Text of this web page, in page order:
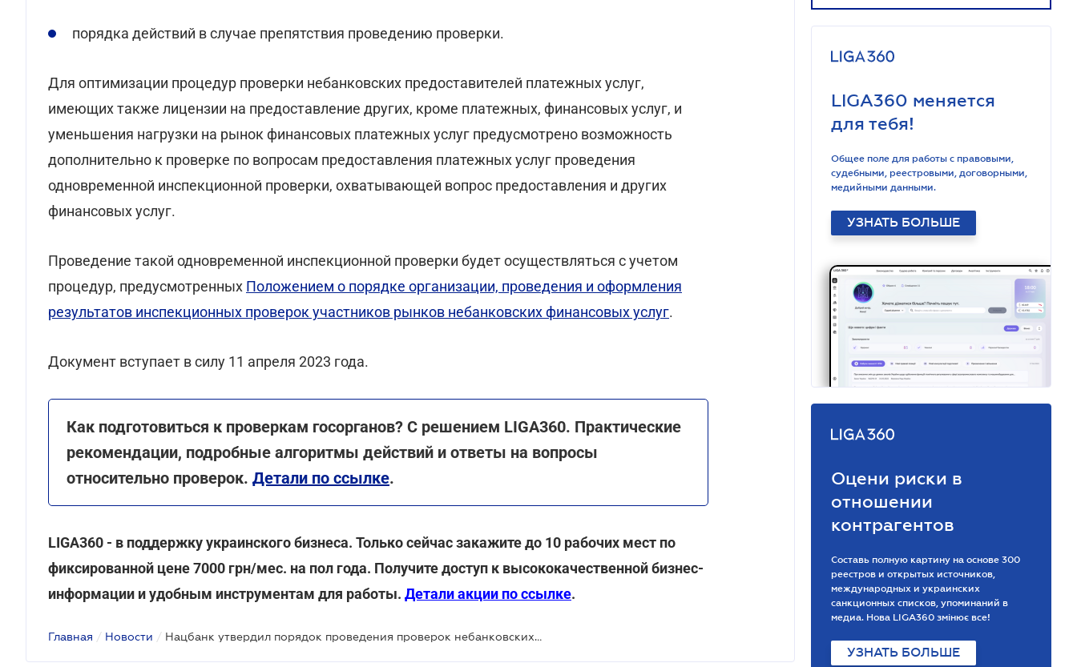
порядка действий в случае препятствия проведению проверки.
Для оптимизации процедур проверки небанковских предоставителей платежных услуг,
имеющих также лицензии на предоставление других, кроме платежных, финансовых услуг, и
уменьшения нагрузки на рынок финансовых платежных услуг предусмотрено возможность
дополнительно к проверке по вопросам предоставления платежных услуг проведения
одновременной инспекционной проверки, охватывающей вопрос предоставления и других
финансовых услуг.
Проведение такой одновременной инспекционной проверки будет осуществляться с учетом
процедур, предусмотренных Положением о порядке организации, проведения и оформления
результатов инспекционных проверок участников рынков небанковских финансовых услуг.
Документ вступает в силу 11 апреля 2023 года.
Как подготовиться к проверкам госорганов? С решением LIGA360. Практические
рекомендации, подробные алгоритмы действий и ответы на вопросы
относительно проверок. Детали по ссылке.
LIGA360 - в поддержку украинского бизнеса. Только сейчас закажите до 10 рабочих мест по
фиксированной цене 7000 грн/мес. на пол года. Получите доступ к высококачественной бизнес-
информации и удобным инструментам для работы. Детали акции по ссылке.
Главная / Новости / Нацбанк утвердил порядок проведения проверок небанковских предоставителей платежных услуг и предоставителей ограниченных платежных услуг
LIGA360 меняется
для тебя!
Общее поле для работы с правовыми,
судебными, реестровыми, договорными,
медийными данными.
УЗНАТЬ БОЛЬШЕ
Оцени риски в
отношении
контрагентов
Составь полную картину на основе 300
реестров и открытых источников,
международных и украинских
санкционных списков, упоминаний в
медиа. Нова LIGA360 змінює все!
УЗНАТЬ БОЛЬШЕ